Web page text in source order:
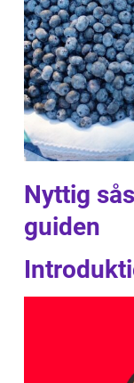
Nyttig
guiden